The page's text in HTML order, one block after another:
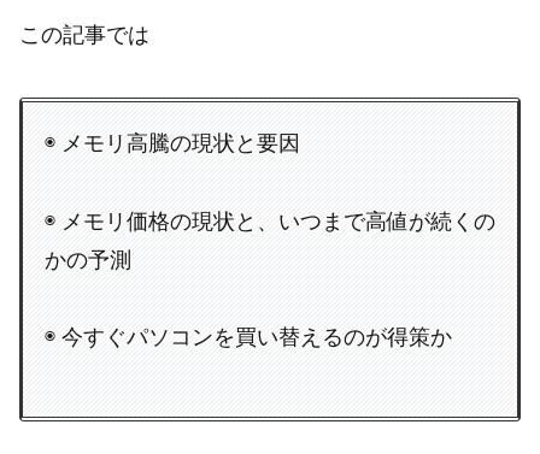
この記事では
◉ メモリ高騰の現状と要因
◉ メモリ価格の現状と、いつまで高値が続くの
かの予測
◉ 今すぐパソコンを買い替えるのが得策か